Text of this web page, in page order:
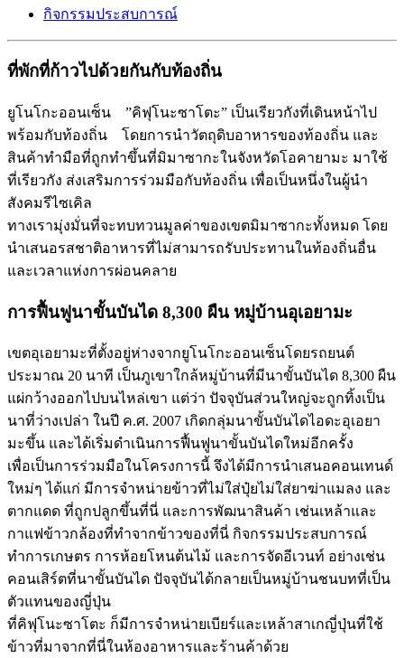
กิจกรรมประสบการณ์
ที่พักที่ก้าวไปด้วยกันกับท้องถิ่น
ยูโนโกะออนเซ็น ”คิฟุโนะซาโตะ” เป็นเรียวกังที่เดินหน้าไป
พร้อมกับท้องถิ่น โดยการนำวัตถุดิบอาหารของท้องถิ่น และ
สินค้าทำมือที่ถูกทำขึ้นที่มิมาซากะในจังหวัดโอคายามะ มาใช้
ที่เรียวกัง ส่งเสริมการร่วมมือกับท้องถิ่น เพื่อเป็นหนึ่งในผู้นำ
สังคมรีไซเคิล
ทางเรามุ่งมั่นที่จะทบทวนมูลค่าของเขตมิมาซากะทั้งหมด โดย
นำเสนอรสชาติอาหารที่ไม่สามารถรับประทานในท้องถิ่นอื่น
และเวลาแห่งการผ่อนคลาย
การฟื้นฟูนาขั้นบันได 8,300 ผืน หมู่บ้านอุเอยามะ
เขตอุเอยามะที่ตั้งอยู่ห่างจากยูโนโกะออนเซ็นโดยรถยนต์
ประมาณ 20 นาที เป็นภูเขาใกล้หมู่บ้านที่มีนาขั้นบันได 8,300 ผืน
แผ่กว้างออกไปบนไหล่เขา แต่ว่า ปัจจุบันส่วนใหญ่จะถูกทิ้งเป็น
นาที่ว่างเปล่า ในปี ค.ศ. 2007 เกิดกลุ่มนาขั้นบันไดไอดะอุเอยา
มะขึ้น และได้เริ่มดำเนินการฟื้นฟูนาขั้นบันไดใหม่อีกครั้ง
เพื่อเป็นการร่วมมือในโครงการนี้ จึงได้มีการนำเสนอคอนเทนด์
ใหม่ๆ ได้แก่ มีการจำหน่ายข้าวที่ไม่ใส่ปุ๋ยไม่ใส่ยาฆ่าแมลง และ
ตากแดด ที่ถูกปลูกขึ้นที่นี่ และการพัฒนาสินค้า เช่นเหล้าและ
กาแฟข้าวกล้องที่ทำจากข้าวของที่นี่ กิจกรรมประสบการณ์
ทำการเกษตร การห้อยโหนต้นไม้ และการจัดอีเวนท์ อย่างเช่น
คอนเสิร์ตที่นาขั้นบันได ปัจจุบันได้กลายเป็นหมู่บ้านชนบทที่เป็น
ตัวแทนของญี่ปุ่น
ที่คิฟุโนะซาโตะ ก็มีการจำหน่ายเบียร์และเหล้าสาเกญี่ปุ่นที่ใช้
ข้าวที่มาจากที่นี่ในห้องอาหารและร้านค้าด้วย